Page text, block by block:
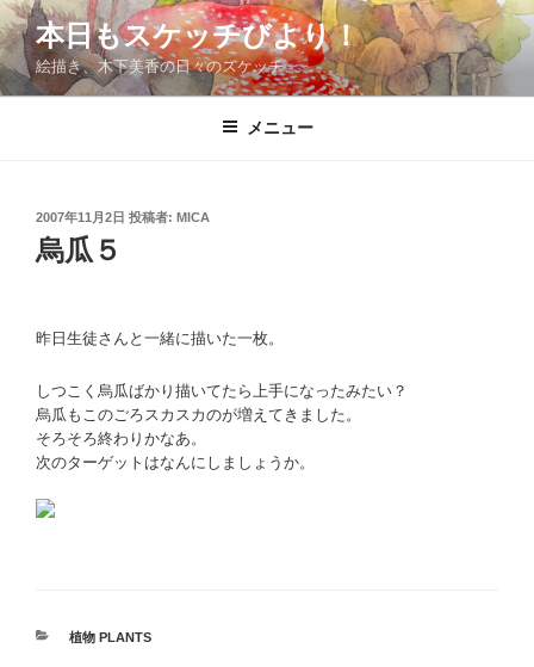
コ
ン
テ
ン
本日もスケッチびより！
絵描き、木下美香の日々のスケッチ
メニュー
投
稿
日:
2007年11月2日 投稿者: MICA
烏瓜５
昨日生徒さんと一緒に描いた一枚。
しつこく烏瓜ばかり描いてたら上手になったみたい？
烏瓜もこのごろスカスカのが増えてきました。
そろそろ終わりかなあ。
次のターゲットはなんにしましょうか。
カ
植物 PLANTS